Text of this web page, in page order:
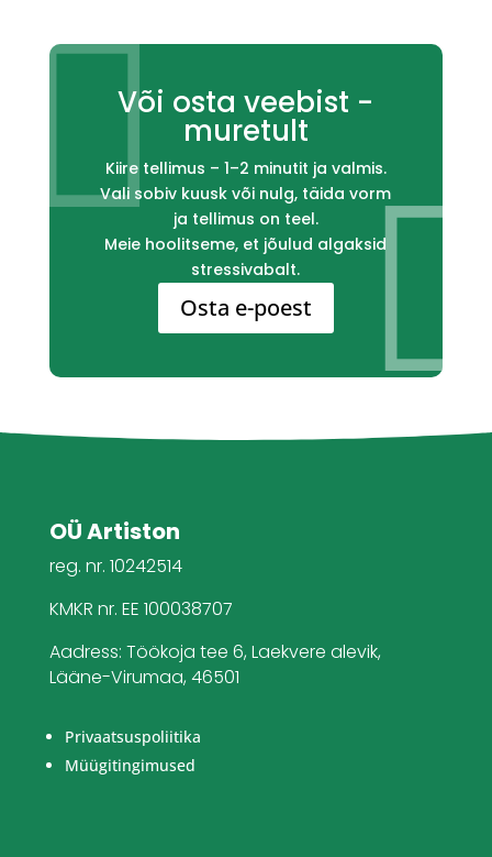
Või osta veebist -
muretult
Kiire tellimus – 1–2 minutit ja valmis.
Vali sobiv kuusk või nulg, täida vorm
ja tellimus on teel.
Meie hoolitseme, et jõulud algaksid
stressivabalt.
Osta e-poest

OÜ Artiston
reg. nr. 10242514
KMKR nr. EE 100038707
Aadress: Töökoja tee 6, Laekvere alevik,
Lääne-Virumaa, 46501
Privaatsuspoliitika
Müügitingimused